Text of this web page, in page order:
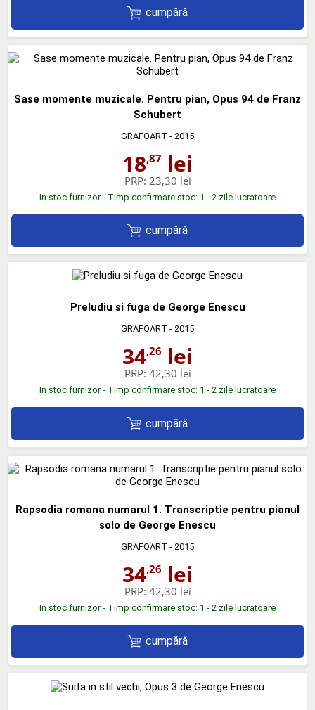
cumpără
Sase momente muzicale. Pentru pian, Opus 94 de Franz
Schubert
GRAFOART - 2015
18,87 lei
PRP: 23,30 lei
In stoc furnizor - Timp confirmare stoc: 1 - 2 zile lucratoare
cumpără
Preludiu si fuga de George Enescu
GRAFOART - 2015
34,26 lei
PRP: 42,30 lei
In stoc furnizor - Timp confirmare stoc: 1 - 2 zile lucratoare
cumpără
Rapsodia romana numarul 1. Transcriptie pentru pianul
solo de George Enescu
GRAFOART - 2015
34,26 lei
PRP: 42,30 lei
In stoc furnizor - Timp confirmare stoc: 1 - 2 zile lucratoare
cumpără